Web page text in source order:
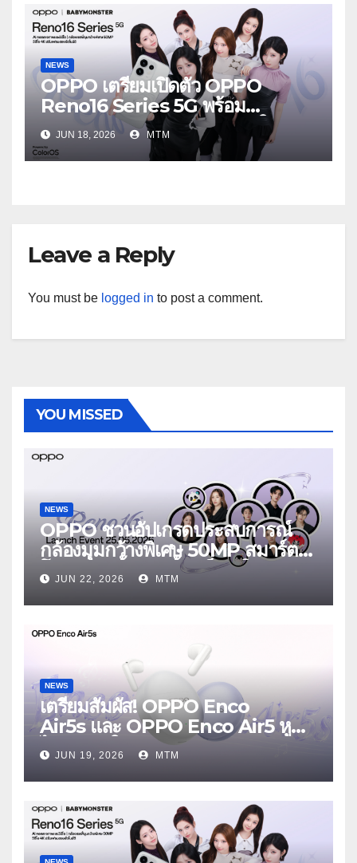
NEWS
OPPO เตรียมเปิดตัว OPPO
Reno16 Series 5G พร้อม
ประกาศ BABYMONSTER ใน
ฐานะ Reno Girls ชวนสัมผัส
ประสบการณ์ถ่ายภาพมุมกว้างพิเศษที่
JUN 18, 2026 MTM
Leave a Reply
You must be logged in to post a comment.
YOU MISSED
NEWS
OPPO ชวนอัปเกรดประสบการณ์
กล้องมุมกว้างพิเศษ 50MP สมาร์ต
โฟนเพื่อนซี้ เทรนดี้ทุกช็อต ใน
งาน OPPO Reno16 Series 5G
Launch Event 25 มิถุนายนนี้
JUN 22, 2026 MTM
NEWS
เตรียมสัมผัส! OPPO Enco
Air5s และ OPPO Enco Air5 หูฟัง
ไร้สายรุ่นใหม่ล่าสุด มาพร้อมระบบ
ตัดเสียงรบกวน เบาสบายเหมือนไม่ได้
ใส่
JUN 19, 2026 MTM